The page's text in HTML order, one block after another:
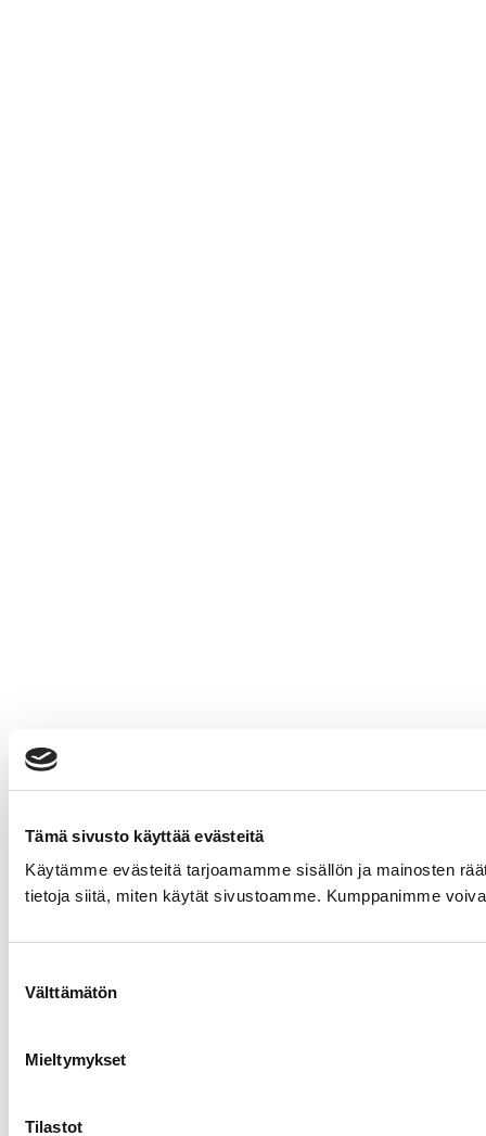
Tämä sivusto käyttää evästeitä
Käytämme evästeitä tarjoamamme sisällön ja mainosten
tietoja siitä, miten käytät sivustoamme. Kumppanimme
valinta
Välttämätön
Mieltymykset
Tilastot